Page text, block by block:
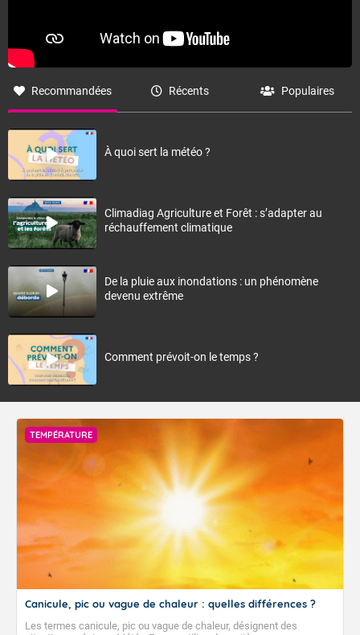
Recommandées Récents Populaires
À quoi sert la météo ?
Climadiag Agriculture et Forêt : s’adapter au
réchauffement climatique
De la pluie aux inondations : un phénomène
devenu extrême
Comment prévoit-on le temps ?
TEMPÉRATURE
Canicule, pic ou vague de chaleur : quelles différences ?
Les termes canicule, pic ou vague de chaleur, désignent des